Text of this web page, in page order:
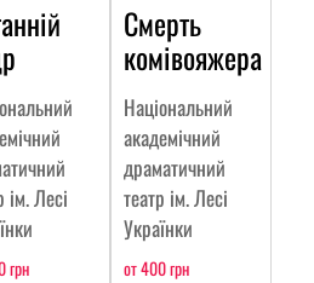
ім. Лесі
грн
Смерть
комівояжера
Національний
академічний
драматичний
театр ім. Лесі
Українки
от 400 грн